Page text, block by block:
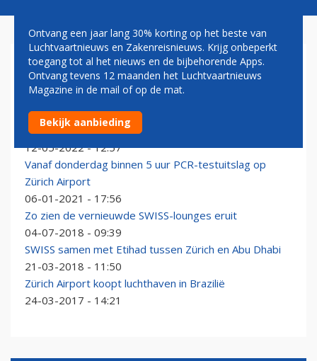
ZÜRICH AIRPORT
Treinverbinding met Swiss Air Rail tussen Zürich
Airport en München
12-05-2022 - 12:57
Vanaf donderdag binnen 5 uur PCR-testuitslag op
Zürich Airport
06-01-2021 - 17:56
Zo zien de vernieuwde SWISS-lounges eruit
04-07-2018 - 09:39
SWISS samen met Etihad tussen Zürich en Abu Dhabi
21-03-2018 - 11:50
Zürich Airport koopt luchthaven in Brazilië
24-03-2017 - 14:21
Ontvang een jaar lang 30% korting op het beste van
Luchtvaartnieuws en Zakenreisnieuws. Krijg onbeperkt
toegang tot al het nieuws en de bijbehorende Apps.
Ontvang tevens 12 maanden het Luchtvaartnieuws
Magazine in de mail of op de mat.
Bekijk aanbieding